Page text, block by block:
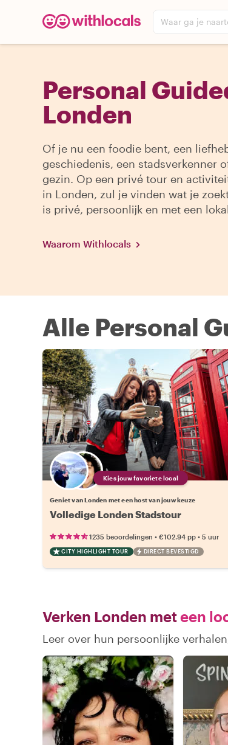
Waar ga je
Personal
Londen
Of je nu een foodie bent, een
geschiedenis, een stadsverkenner
gezin. Op een privé tour en
in Londen, zul je vinden wat je
is privé, persoonlijk en met een
Waarom Withlocals
Alle Personal
Kies jouw favoriete local
Geniet van Londen met een host van jouw keuze
Volledige Londen Stadstour
1235 beoordelingen • €102.94 pp • 5 uur
CITY HIGHLIGHT TOUR DIRECT BEVESTIGD
Verken Londen meteen
Leer over hun persoonlijke